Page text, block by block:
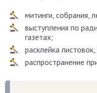
митинги, собрания,
выступления по
газетах;
расклейка
распространение